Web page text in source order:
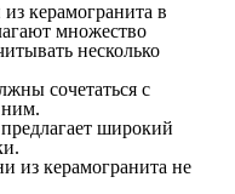
керамогранита в
множество
несколько
сочетаться с
ним.
широкий
из керамогранита не